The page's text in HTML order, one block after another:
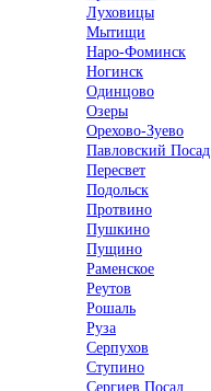
Луховицы
Мытищи
Наро-Фоминск
Ногинск
Одинцово
Озеры
Орехово-Зуево
Павловский Посад
Пересвет
Подольск
Протвино
Пушкино
Пущино
Раменское
Реутов
Рошаль
Руза
Серпухов
Ступино
Сергиев Посад